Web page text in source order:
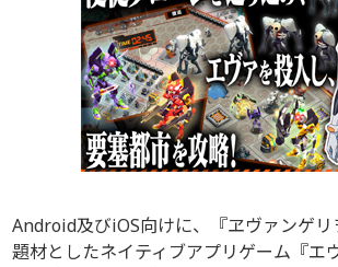
Android及びiOS向けに、『ヱヴァンゲリ
題材としたネイティブアプリゲーム『エ